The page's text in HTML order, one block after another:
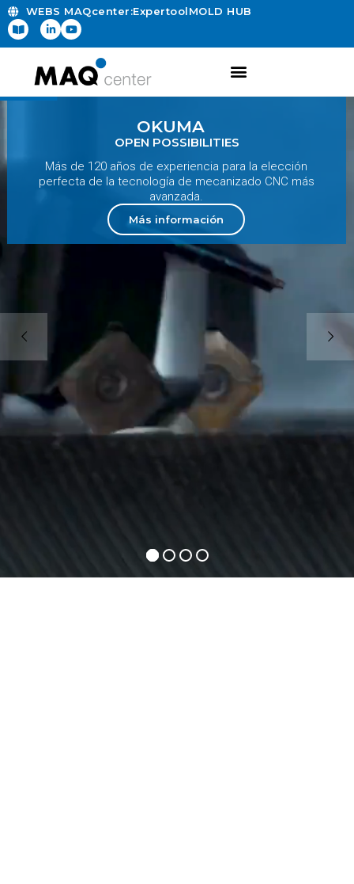
contenido
WEBS MAQcenter:ExpertoolMOLD HUB
OPEN POSSIBILITIES
Más de 120 años de experiencia para la elección
perfecta de la tecnología de mecanizado CNC más
avanzada.
OKUMA
Más información